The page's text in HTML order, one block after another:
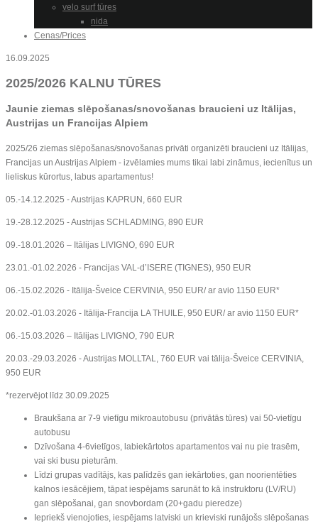
velo surf tūres
nida
Cenas/Prices
16.09.2025
2025/2026 KALNU TŪRES
Jaunie ziemas slēpošanas/snovošanas braucieni uz Itālijas,
Austrijas un Francijas Alpiem
2025/26 ziemas slēpošanas/snovošanas privāti organizēti braucieni uz Itālijas,
Francijas un Austrijas Alpiem - izvēlamies mums tikai labi zināmus, iecienītus un
lieliskus kūrortus, labus apartamentus!
05.-14.12.2025 - Austrijas KAPRUN, 660 EUR
19.-28.12.2025 - Austrijas SCHLADMING, 890 EUR
09.-18.01.2026 – Itālijas LIVIGNO, 690 EUR
23.01.-01.02.2026 - Francijas VAL-d’ISERE (TIGNES), 950 EUR
06.-15.02.2026 - Itālija-Šveice CERVINIA, 950 EUR/ ar avio 1150 EUR*
20.02.-01.03.2026 - Itālija-Francija LA THUILE, 950 EUR/ ar avio 1150 EUR*
06.-15.03.2026 – Itālijas LIVIGNO, 790 EUR
20.03.-29.03.2026 - Austrijas MOLLTAL, 760 EUR vai tālija-Šveice CERVINIA,
950 EUR
*rezervējot līdz 30.09.2025
Braukšana ar 7-9 vietīgu mikroautobusu (privātās tūres) vai 50-vietīgu
autobusu
Dzīvošana 4-6vietīgos, labiekārtotos apartamentos vai nu pie trasēm,
vai ski busu pieturām.
Līdzi grupas vadītājs, kas palīdzēs gan iekārtoties, gan noorientēties
kalnos iesācējiem, tāpat iespējams sarunāt to kā instruktoru (LV/RU)
gan slēpošanai, gan snovbordam (20+gadu pieredze)
Iepriekš vienojoties, iespējams latviski un krieviski runājošs slēpošanas